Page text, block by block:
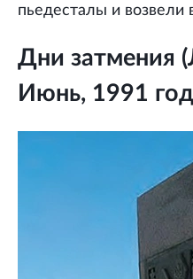
пьедесталы и возвели
Дни затмения
Июнь, 1991